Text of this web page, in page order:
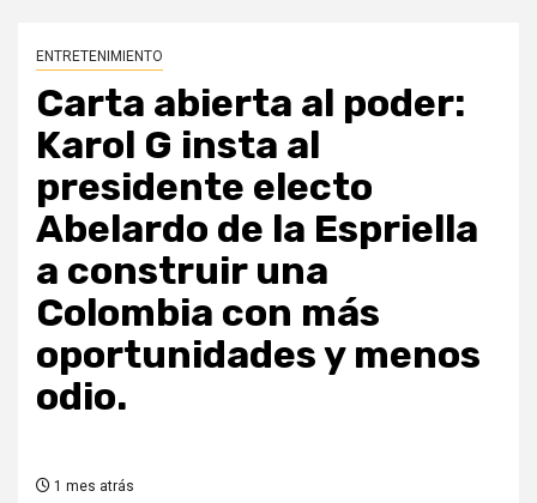
ENTRETENIMIENTO
Carta abierta al poder:
Karol G insta al
presidente electo
Abelardo de la Espriella
a construir una
Colombia con más
oportunidades y menos
odio.
1 mes atrás